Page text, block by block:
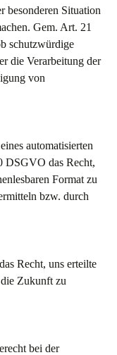
besonderen Situation
Gem. Art. 21
schutzwürdige
die Verarbeitung der
von
automatisierten
DSGVO das Recht,
Format zu
bzw. durch
Recht, uns erteilte
Zukunft zu
bei der